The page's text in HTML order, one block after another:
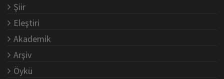
Şiir
Eleştiri
Akademik
Arşiv
Öykü